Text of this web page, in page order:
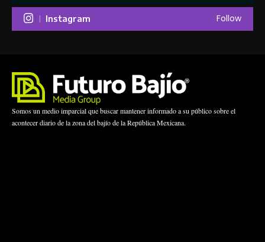
Instagram Follow
Somos un medio imparcial que buscar mantener informado a su público sobre el
acontecer diario de la zona del bajío de la República Mexicana.